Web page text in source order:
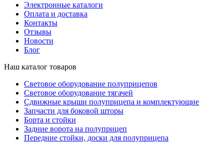
Электронные каталоги
Оплата и доставка
Контакты
Отзывы
Новости
Блог
Наш каталог товаров
Световое оборудование полуприцепов
Световое оборудование тягачей
Сдвижные крыши полуприцепа и комплектующие
Запчасти для боковой шторы
Борта и стойки
Задние ворота на полуприцеп
Передние стойки, доски для полуприцепа